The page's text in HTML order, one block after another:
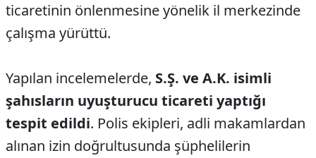
ticaretinin önlenmesine yönelik il merkezinde
çalışma yürüttü.
Yapılan incelemelerde, S.Ş. ve A.K. isimli
şahısların uyuşturucu ticareti yaptığı
tespit edildi. Polis ekipleri, adli makamlardan
alınan izin doğrultusunda şüphelilerin